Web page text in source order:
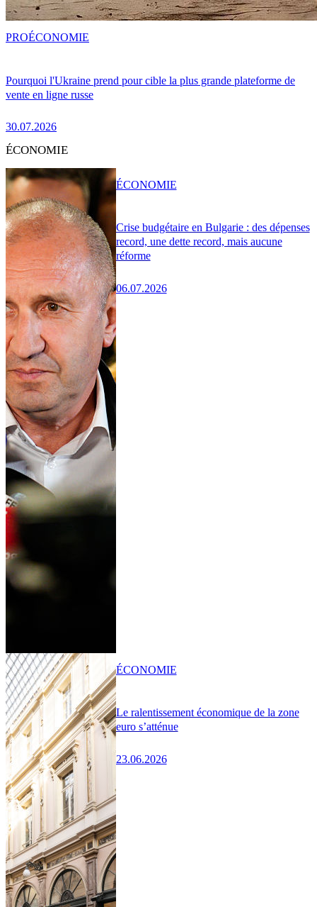
Pourquoi l'Ukraine prend pour cible la plus grande plateforme de
vente en ligne russe
30.07.2026
PROÉCONOMIE
ÉCONOMIE
Crise budgétaire en Bulgarie : des dépenses
record, une dette record, mais aucune
réforme
06.07.2026
ÉCONOMIE
Le ralentissement économique de la zone
euro s’atténue
23.06.2026
ÉCONOMIE